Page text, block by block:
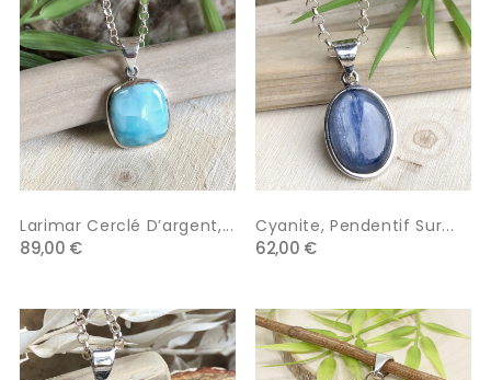
Larimar Cerclé D’argent,...
89,00 €
Cyanite, Pendentif Sur...
62,00 €